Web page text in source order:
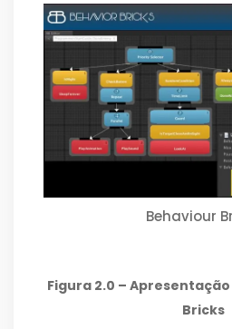
Behaviour
Figura 2.0 –
Bricks